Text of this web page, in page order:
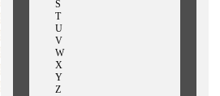
S
T
U
V
W
X
Y
Z